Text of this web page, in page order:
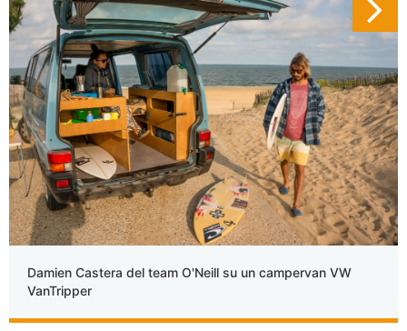
Damien Castera del team O'Neill su un campervan VW
VanTripper